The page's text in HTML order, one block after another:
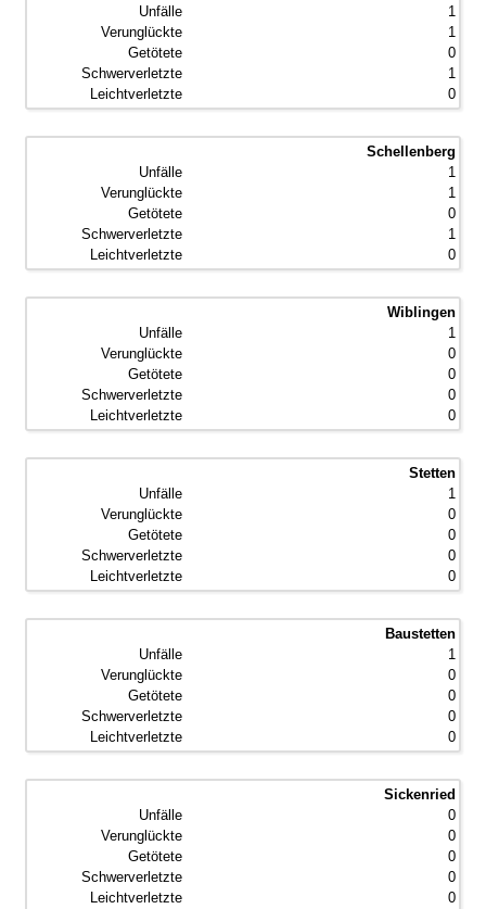
1
1
0
1
0
Schellenberg
1
1
0
1
0
Wiblingen
1
0
0
0
0
Stetten
1
0
0
0
0
Baustetten
1
0
0
0
0
Sickenried
0
0
0
0
0